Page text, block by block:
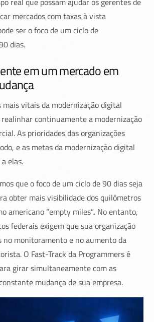
mercados com taxas à vista
ser o foco de um ciclo de
dias.
em um mercado em
mais vitais da modernização digital
realinhar continuamente a modernização
As prioridades das organizações
e as metas da modernização digital
elas.
que o foco de um ciclo de 90 dias seja
obter mais visibilidade dos quilômetros
americano “empty miles”.. No entanto,
federais exigem que sua organização
no monitoramento e no aumento da
O Fast-Track da Programmers é
girar simultaneamente com as
mudança de sua empresa.